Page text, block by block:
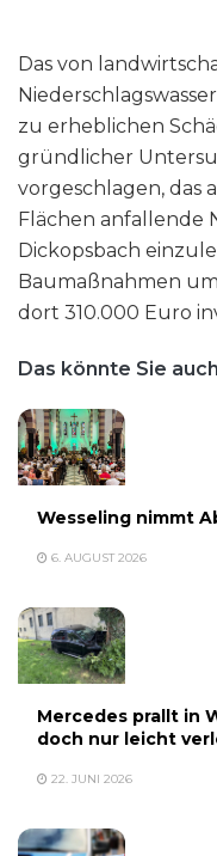
Das von
zu erheblichen
gründlicher
vorgeschlagen, das
Flächen anfallende
Dickopsbach
Baumaßnahmen
dort 310.000 Euro
Das könnte Sie
Wesseling nimmt
6. AUGUST 2026
Mercedes prallt in
doch nur leicht
22. JUNI 2026